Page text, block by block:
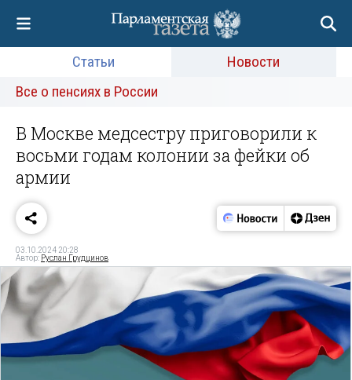
Статьи
Новости
Все о пенсиях в России
В Москве медсестру приговорили к
восьми годам колонии за фейки об
армии
03.10.2024 20:28
Автор: Руслан Грудцинов